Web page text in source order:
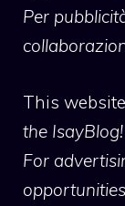
Per
This website
the
For